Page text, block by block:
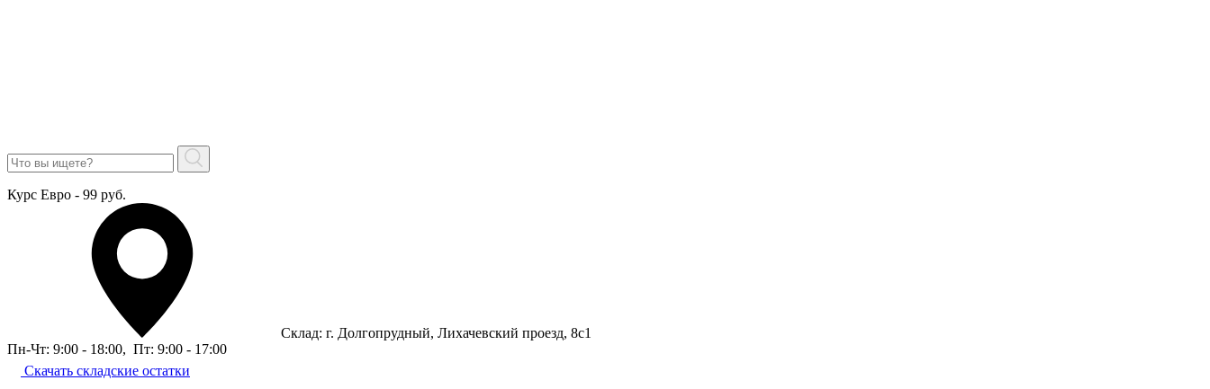
Курс Евро - 99 руб.
Склад: г. Долгопрудный, Лихачевский проезд, 8c1
Пн-Чт: 9:00 - 18:00, Пт: 9:00 - 17:00
Скачать складские остатки